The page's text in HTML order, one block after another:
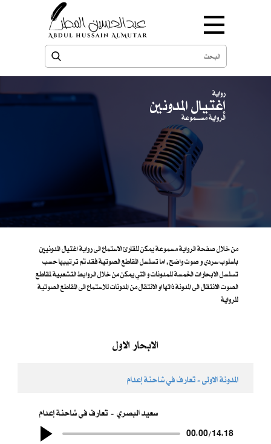
رواية
إغتيال المدونين
الرواية مســـموعة
من خلال صفحة الرواية مسموعة يمكن للقارئ الاستماع الى رواية اغتيال المدونيين
باسلوب سردي و صوت واضح , اما تسلسل المقاطع الصوتية فقد تم ترتيبها حسب
تسلسل الابحارات الخمسة للمدونات و التي يمكن من خلال الروابط التشعبية لمقاطع
الصوت الانتقال الى المدونة ذاتها او الانتقال من المدونات للاستماع الى المقاطع الصوتية
للرواية
الابحار الاول
المدونة الاولى - تعارف في شاحنة إعدام
تعارف في شاحنة إعدام سعيد البصري
00:00/14:18